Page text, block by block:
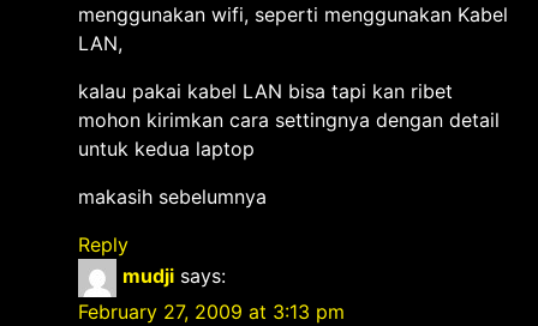
menggunakan wifi, seperti menggunakan Kabel
LAN,
kalau pakai kabel LAN bisa tapi kan ribet
mohon kirimkan cara settingnya dengan detail
untuk kedua laptop
makasih sebelumnya
Reply
mudji says:
February 27, 2009 at 3:13 pm